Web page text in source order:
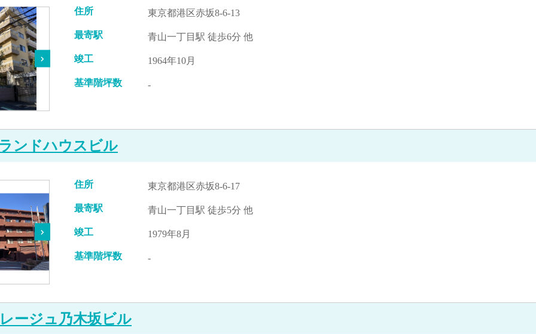
住所 東京都港区赤坂8-6-13
最寄駅 青山一丁目駅 徒歩6分 他
竣工 1964年10月
基準階坪数 -
ンドハウスビル
住所 東京都港区赤坂8-6-17
最寄駅 青山一丁目駅 徒歩5分 他
竣工 1979年8月
基準階坪数 -
ージュ乃木坂ビル